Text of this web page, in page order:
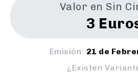
Valor en Sin
3
Emisión: 21 de
¿Existen